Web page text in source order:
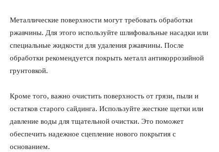
Металлические поверхности могут требовать обработки
ржавчины. Для этого используйте шлифовальные насадки или
специальные жидкости для удаления ржавчины. После
обработки рекомендуется покрыть металл антикоррозийной
грунтовкой.
Кроме того, важно очистить поверхность от грязи, пыли и
остатков старого сайдинга. Используйте жесткие щетки или
давление воды для тщательной очистки. Это поможет
обеспечить надежное сцепление нового покрытия с
основанием.